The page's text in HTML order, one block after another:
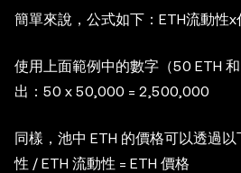
簡單來說，公式如下：ETH流動性
使用上面範例中的數字（50 ETH
出：50 x 50,000 = 2,500,000
同樣，池中 ETH 的價格可以透過
性 / ETH 流動性 = ETH 價格